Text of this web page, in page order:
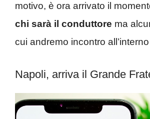
motivo, è ora arrivato il
chi sarà il conduttore ma
cui andremo incontro
Napoli, arriva il Grande